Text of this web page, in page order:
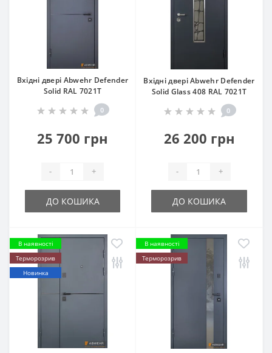
Вхідні двері Abwehr Defender
Solid RAL 7021Т
0
25 700 грн
- +
ДО КОШИКА
Вхідні двері Abwehr Defender
Solid Glass 408 RAL 7021Т
0
26 200 грн
- +
ДО КОШИКА
В наявності
Терморозрив
Новинка
В наявності
Терморозрив